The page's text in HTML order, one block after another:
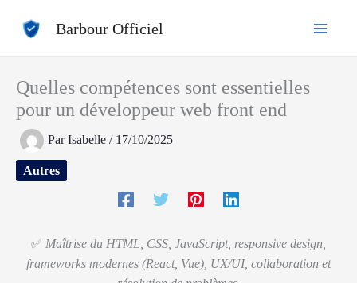
Barbour Officiel
Quelles compétences sont essentielles
pour un développeur web front end
ParIsabelle / 17/10/2025
Autres
✅ Maîtrise du HTML, CSS, JavaScript, responsive design,
frameworks modernes (React, Vue), UX/UI, collaboration et